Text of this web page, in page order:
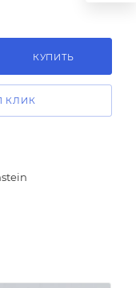
КУПИТЬ
КЛИК